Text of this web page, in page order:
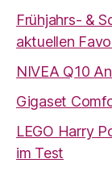
Frühjahrs- &
aktuellen
NIVEA Q10
Gigaset
LEGO Harry
im Test